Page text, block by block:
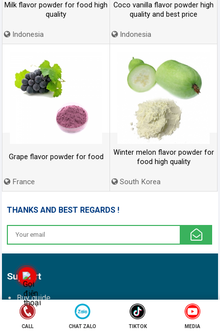
Milk flavor powder for food high
quality
Indonesia
Coco vanilla flavor powder high
quality and best price
Indonesia
Grape flavor powder for food
France
Winter melon flavor powder for
food high quality
South Korea
THANKS AND BEST REGARDS !
Support
Buy guide
Chính sách giao nhận/vận chuyển
CALL CHAT ZALO TIKTOK MEDIA